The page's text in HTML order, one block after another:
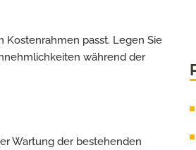
passt. Legen Sie
während der
Wartung der bestehenden